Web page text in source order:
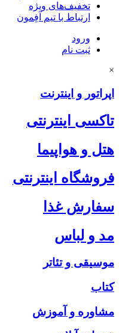
تخفیف‌های ویژه
ارتباط با تیم آفِمون
ورود
ثبت نام
×
اپراتور و اینترنت
تاکسی اینترنتی
هتل و هواپیما
فروشگاه اینترنتی
سفارش غذا
مد و لباس
موسیقی و تئاتر
کتاب
مشاوره و آموزش